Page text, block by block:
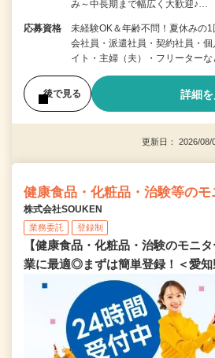
み～中長期まで幅広く大歓迎♪…
応募資格
未経験OK＆年齢不問！夏休みの
会社員・派遣社員・契約社員・
イト・主婦（夫）・フリーター
後で見る 詳細
更新日： 2026/
健康食品・化粧品・治験等のモ
株式会社SOUKEN
業務委託 登録制
【健康食品・化粧品・治験のモニ
業に最適◎まずは簡単登録！＜愛知